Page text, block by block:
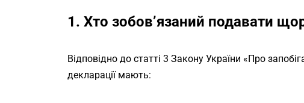
1. Хто зобов’язаний подавати
Відповідно до статті 3 Закону України «Про
декларації мають: